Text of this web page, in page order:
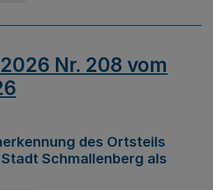
Nr. 208 vom
des Ortsteils
Schmallenberg als